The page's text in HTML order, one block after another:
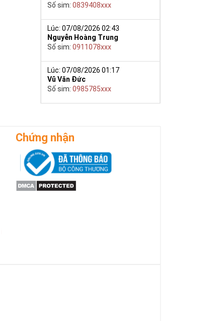
Số sim:0839408xxx
Lúc: 07/08/2026 02:43
Nguyễn Hoàng Trung
Số sim:0911078xxx
Lúc: 07/08/2026 01:17
Vũ Văn Đức
Số sim:0985785xxx
Chứng nhận